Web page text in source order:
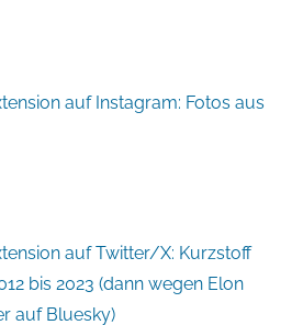
auf Instagram: Fotos aus
auf Twitter/X: Kurzstoff
bis 2023 (dann wegen Elon
auf Bluesky)